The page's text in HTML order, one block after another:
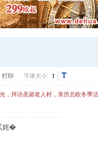
打印 字体大小:
，拜访圣诞老人村，亲历北欧冬季
姹�